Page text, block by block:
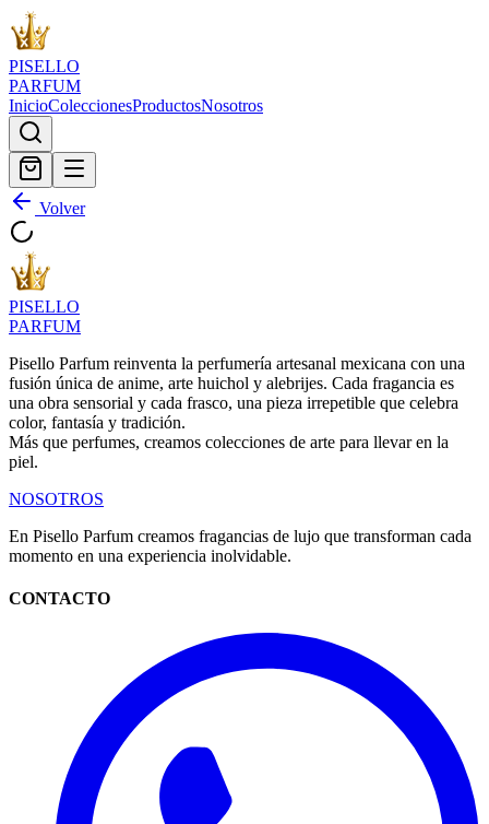
PISELLO
PARFUM
InicioColeccionesProductosNosotros
Volver
PISELLO
PARFUM
Pisello Parfum reinventa la perfumería artesanal mexicana con una
fusión única de anime, arte huichol y alebrijes. Cada fragancia es
una obra sensorial y cada frasco, una pieza irrepetible que celebra
color, fantasía y tradición.
Más que perfumes, creamos colecciones de arte para llevar en la
piel.
NOSOTROS
En Pisello Parfum creamos fragancias de lujo que transforman cada
momento en una experiencia inolvidable.
CONTACTO